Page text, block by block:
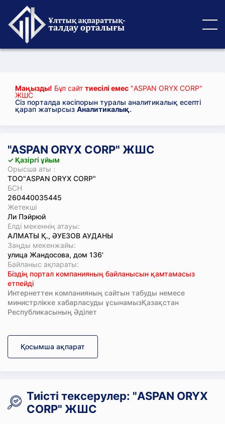
Маңызды! Бұл сайт тиесілі емес "ASPAN ORYX CORP"
ЖШС
Сіз порталда кәсіпорын туралы аналитикалық есепті
қарап жатырсыз Аналитикалық.
"ASPAN ORYX CORP" ЖШС
✓ Қазіргі ұйым
Орысша аты :
ТОО"ASPAN ORYX CORP"
БСН
260440035445
Жетекші
Ли Пэйрюй
Елді мекеннің атауы:
АЛМАТЫ Қ., ӘУЕЗОВ АУДАНЫ
Заңды мекенжайы:
улица Жандосова, дом 136'
Байланыс ақпараты:
Біздің портал компанияның байланысын қамтамасыз
етпейді
Интернеттен компанияның сайтын табуды немесе
министрлікке хабарласуды ұсынамызҚазақстан
Республикасының Әділет
Қосымша ақпарат
Тиісті тексерулер: "ASPAN ORYX
CORP" ЖШС